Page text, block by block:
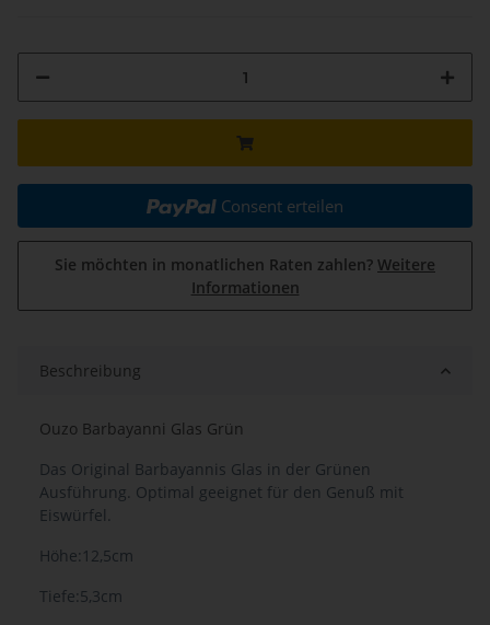
Consent erteilen
Sie möchten in monatlichen Raten zahlen? Weitere
Informationen
Beschreibung
Ouzo Barbayanni Glas Grün
Das Original Barbayannis Glas in der Grünen
Ausführung. Optimal geeignet für den Genuß mit
Eiswürfel.
Höhe:12,5cm
Tiefe:5,3cm